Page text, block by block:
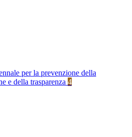
per la prevenzione della
e della trasparenza 4